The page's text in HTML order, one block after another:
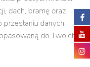
dach, bramę oraz
danych
do Twoich